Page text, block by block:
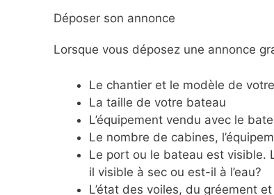
Déposer son annonce
Lorsque vous déposez une annonce
Le chantier et le modèle de
La taille de votre bateau
L’équipement vendu avec le
Le nombre de cabines,
Le port ou le bateau est visible.
il visible à sec ou est-il à l’eau?
L’état des voiles, du gréement